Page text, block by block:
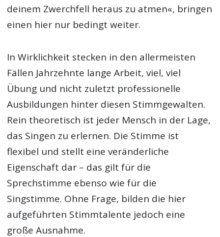
deinem Zwerchfell heraus zu atmen«, bringen
einen hier nur bedingt weiter.
In Wirklichkeit stecken in den allermeisten
Fällen Jahrzehnte lange Arbeit, viel, viel
Übung und nicht zuletzt professionelle
Ausbildungen hinter diesen Stimmgewalten.
Rein theoretisch ist jeder Mensch in der Lage,
das Singen zu erlernen. Die Stimme ist
flexibel und stellt eine veränderliche
Eigenschaft dar – das gilt für die
Sprechstimme ebenso wie für die
Singstimme. Ohne Frage, bilden die hier
aufgeführten Stimmtalente jedoch eine
große Ausnahme.